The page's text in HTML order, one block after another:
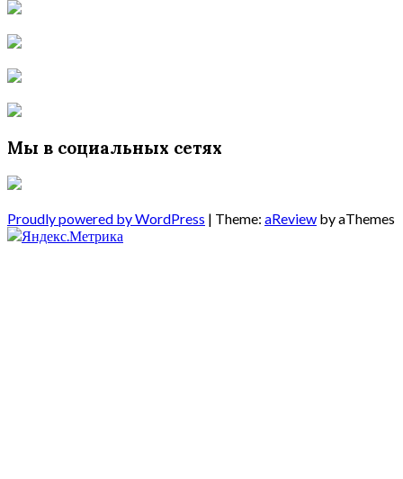
Мы в социальных сетях
Proudly powered by WordPress | Theme: aReview by aThemes